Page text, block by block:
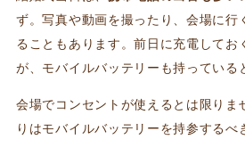
ず。写真や動画を撮ったり、会場に行
ることもあります。前日に充電してお
が、モバイルバッテリーも持っている
会場でコンセントが使えるとは限りま
りはモバイルバッテリーを持参するべ